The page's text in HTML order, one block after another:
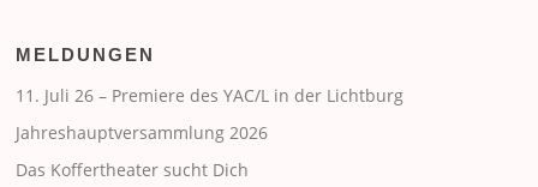
MELDUNGEN
11. Juli 26 – Premiere des YAC/L in der Lichtburg
Jahreshauptversammlung 2026
Das Koffertheater sucht Dich